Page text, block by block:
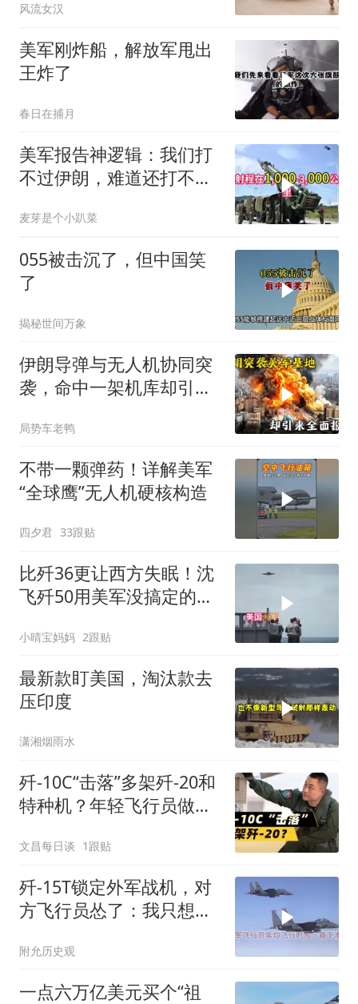
风流女汉
美军刚炸船，解放军甩出
王炸了
春日在捕月
美军报告神逻辑：我们打
不过伊朗，难道还打不过
麦芽是个小趴菜
055被击沉了，但中国笑
了
揭秘世间万象
伊朗导弹与无人机协同突
袭，命中一架机库却引发
局势车老鸭
不带一颗弹药！详解美军
“全球鹰”无人机硬核构造️
四夕君 33跟贴
比歼36更让西方失眠！沈
飞歼50用美军没搞定的技
小晴宝妈妈 2跟贴
最新款盯美国，淘汰款去
压印度
潇湘烟雨水
歼-10C“击落”多架歼-20和
特种机？年轻飞行员做到
文昌每日谈 1跟贴
歼-15T锁定外军战机，对
方飞行员怂了：我只想回
附允历史观
一点六万亿美元买个“祖